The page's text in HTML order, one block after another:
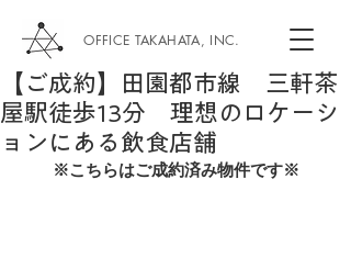
OFFICE TAKAHATA, INC.
【ご成約】田園都市線 三軒茶
屋駅徒歩13分 理想のロケーシ
ョンにある飲食店舗
※こちらはご成約済み物件です※